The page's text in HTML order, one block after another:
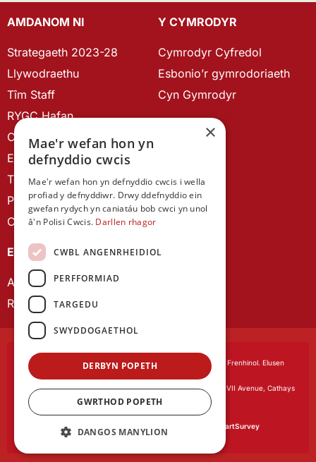
AMDANOM NI
Strategaeth 2023-28
Llywodraethu
Tîm Staff
RYGC Hafan
Canllawiau brandio
Ein Hanes
Telerau ac Amodau
Polisi Preifatrwydd
Cysylltu â ni
Y CYMRODYR
Cymrodyr Cyfredol
Esbonio’r gymrodoriaeth
Cyn Gymrodyr
EIN CYHOEDDIADAU
Astudiaethau Cymreig
Rhwydwaith Ymchwil Gyrfa Cynnar
Cymdeithas Ddysgedig Cymru, corfforedig drwy Siarter Frenhinol. Elusen
Swyddfa gofrestredig:The University Registry, King Edward VII Avenue, Cathays
Park, Cardiff CF10 3NS
Gwefan gan:Waters Creative
Caiff ein meddalwedd arolygon ei phweru gan
SmartSurvey
×
Mae'r wefan hon yn
defnyddio cwcis
Mae'r wefan hon yn defnyddio cwcis i wella
profiad y defnyddiwr. Drwy ddefnyddio ein
gwefan rydych yn caniatáu bob cwci yn unol
â'n Polisi Cwcis. Darllen rhagor
CWBL ANGENRHEIDIOL
PERFFORMIAD
TARGEDU
SWYDDOGAETHOL
DERBYN POPETH
GWRTHOD POPETH
DANGOS MANYLION